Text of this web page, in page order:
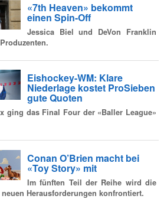
«7th Heaven» bekommt
einen Spin-Off
Jessica Biel und DeVon Franklin
Eishockey-WM: Klare
Niederlage kostet ProSieben
gute Quoten
ging das Final Four der «Baller League»
Conan O’Brien macht bei
«Toy Story» mit
Im fünften Teil der Reihe wird die
Herausforderungen konfrontiert.